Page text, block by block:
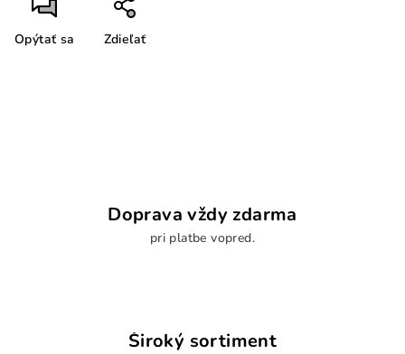
Opýtať sa Zdieľať
Doprava vždy zdarma
pri platbe vopred.
Široký sortiment